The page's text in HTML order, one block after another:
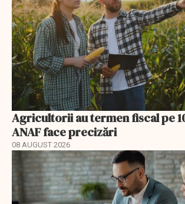
Agricultorii au termen fiscal pe
ANAF face precizări
08 AUGUST 2026